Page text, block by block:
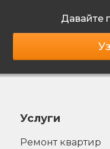
Давайте
Услуги
Ремонт квартир